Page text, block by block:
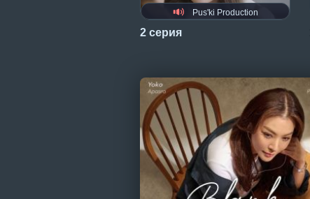
Pus'ki Production
2 серия